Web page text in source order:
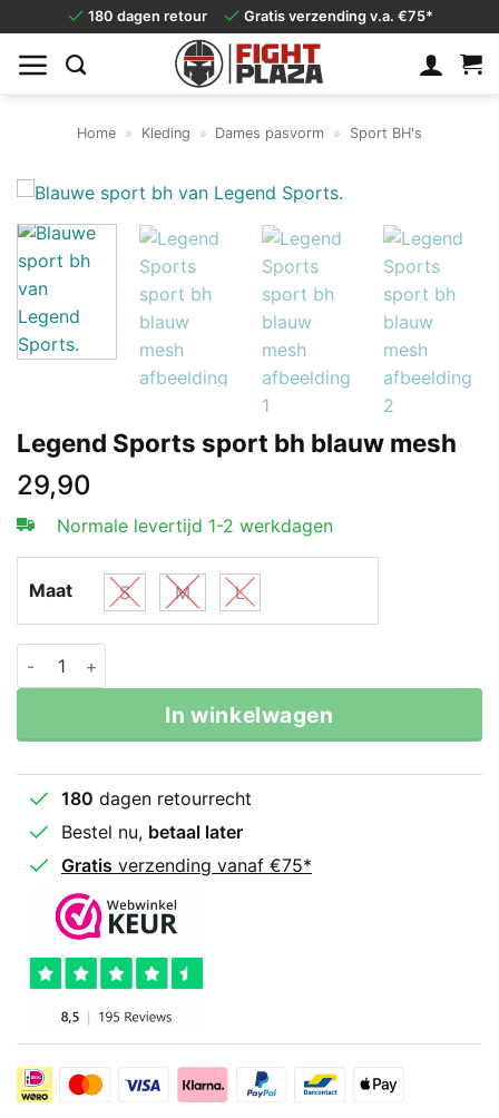
naar
inhoud
180 dagen retour Gratis verzending v.a. €75*
Home » Kleding » Dames pasvorm » Sport BH's
Legend Sports sport bh blauw mesh
29,90
Normale levertijd 1-2 werkdagen
Maat S M L
Legend Sports sport bh blauw mesh aantal
In winkelwagen
180 dagen retourrecht
Bestel nu, betaal later
Gratis verzending vanaf €75*